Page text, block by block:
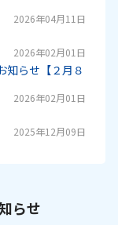
2026年04月11日
2026年02月01日
知らせ【２月８
2026年02月01日
2025年12月09日
らせ